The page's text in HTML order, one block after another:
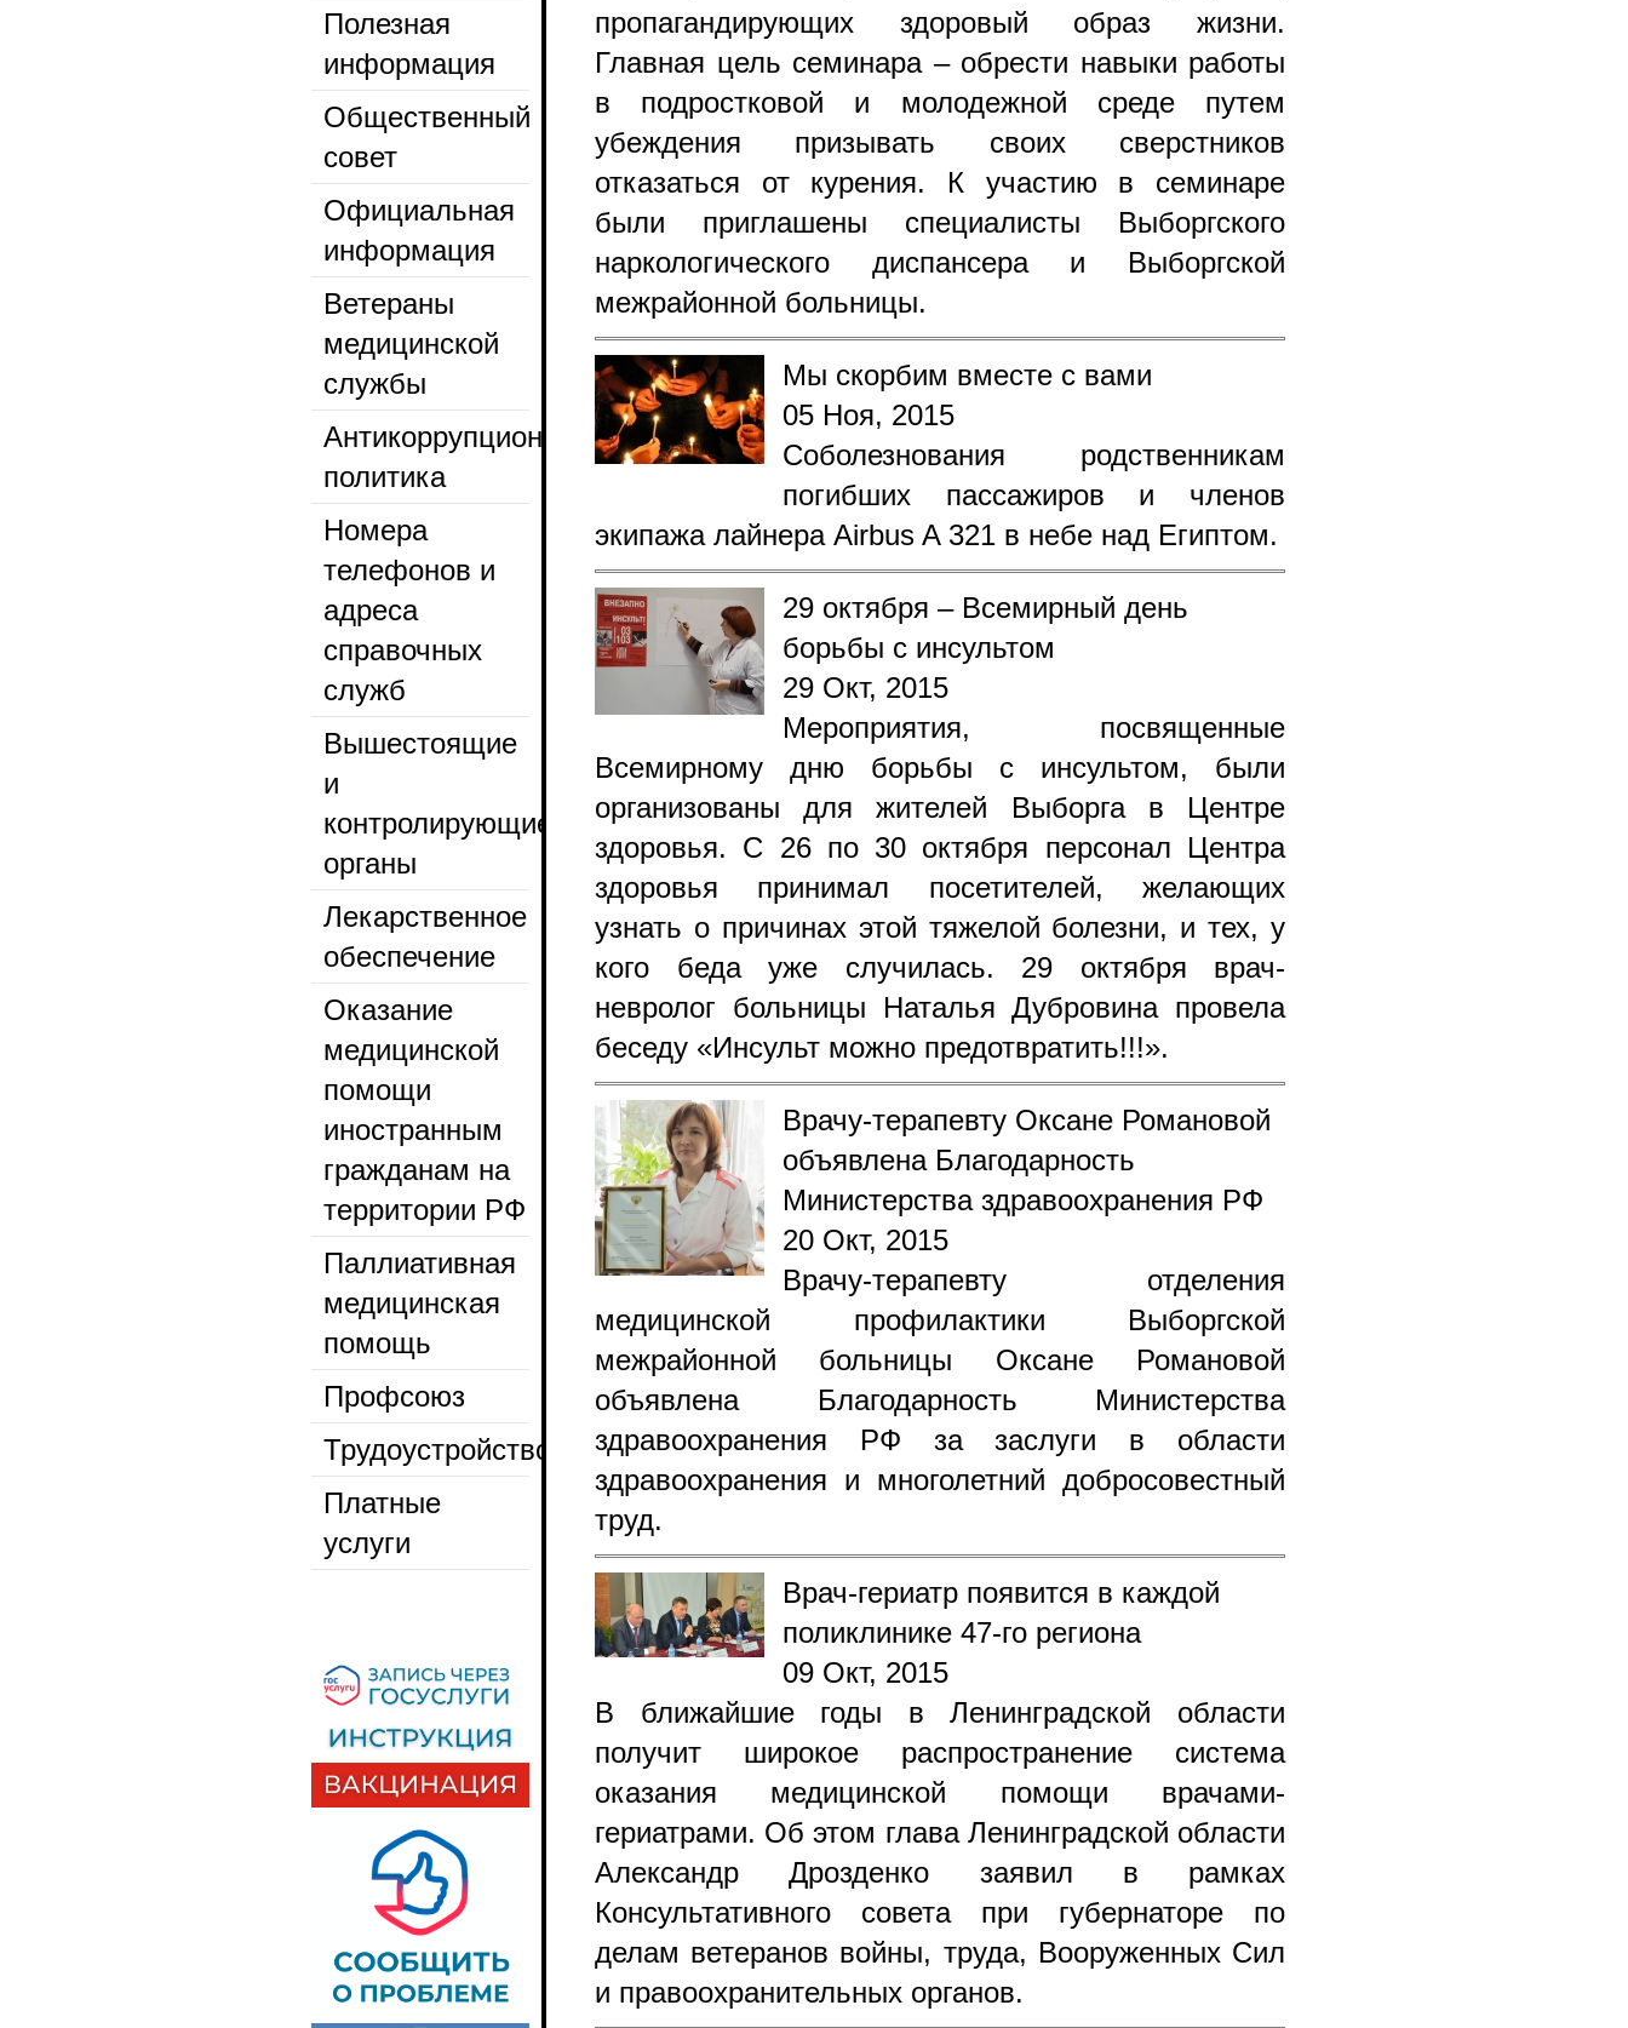
Полезная
информация
Общественный
совет
Официальная
информация
Ветераны
медицинской
службы
Антикоррупционная
политика
Номера
телефонов и
адреса
справочных
служб
Вышестоящие
и
контролирующие
органы
Лекарственное
обеспечение
Оказание
медицинской
помощи
иностранным
гражданам на
территории РФ
Паллиативная
медицинская
помощь
Профсоюз
Трудоустройство
Платные
услуги
пропагандирующих здоровый образ жизни.
Главная цель семинара – обрести навыки работы
в подростковой и молодежной среде путем
убеждения призывать своих сверстников
отказаться от курения. К участию в семинаре
были приглашены специалисты Выборгского
наркологического диспансера и Выборгской
межрайонной больницы.
Мы скорбим вместе с вами
05 Ноя, 2015
Соболезнования родственникам
погибших пассажиров и членов
экипажа лайнера Airbus A 321 в небе над Египтом.
29 октября – Всемирный день
борьбы с инсультом
29 Окт, 2015
Мероприятия, посвященные
Всемирному дню борьбы с инсультом, были
организованы для жителей Выборга в Центре
здоровья. С 26 по 30 октября персонал Центра
здоровья принимал посетителей, желающих
узнать о причинах этой тяжелой болезни, и тех, у
кого беда уже случилась. 29 октября врач-
невролог больницы Наталья Дубровина провела
беседу «Инсульт можно предотвратить!!!».
Врачу-терапевту Оксане Романовой
объявлена Благодарность
Министерства здравоохранения РФ
20 Окт, 2015
Врачу-терапевту отделения
медицинской профилактики Выборгской
межрайонной больницы Оксане Романовой
объявлена Благодарность Министерства
здравоохранения РФ за заслуги в области
здравоохранения и многолетний добросовестный
труд.
Врач-гериатр появится в каждой
поликлинике 47-го региона
09 Окт, 2015
В ближайшие годы в Ленинградской области
получит широкое распространение система
оказания медицинской помощи врачами-
гериатрами. Об этом глава Ленинградской области
Александр Дрозденко заявил в рамках
Консультативного совета при губернаторе по
делам ветеранов войны, труда, Вооруженных Сил
и правоохранительных органов.